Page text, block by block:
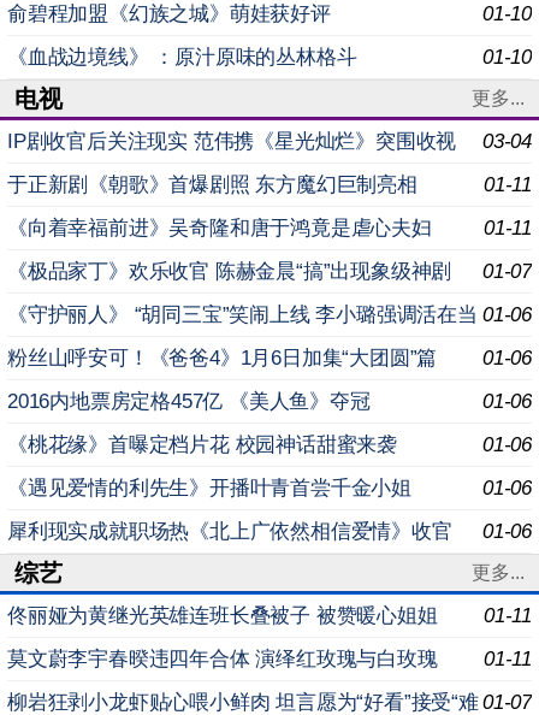
01-10
俞碧程加盟《幻族之城》萌娃获好评
01-10
《血战边境线》 ：原汁原味的丛林格斗
电视 更多...
03-04
IP剧收官后关注现实 范伟携《星光灿烂》突围收视
01-11
于正新剧《朝歌》首爆剧照 东方魔幻巨制亮相
01-11
《向着幸福前进》吴奇隆和唐于鸿竟是虐心夫妇
01-07
《极品家丁》欢乐收官 陈赫金晨“搞”出现象级神剧
01-06
《守护丽人》 “胡同三宝”笑闹上线 李小璐强调活在当
下
01-06
粉丝山呼安可！《爸爸4》1月6日加集“大团圆”篇
01-06
2016内地票房定格457亿 《美人鱼》夺冠
01-06
《桃花缘》首曝定档片花 校园神话甜蜜来袭
01-06
《遇见爱情的利先生》开播叶青首尝千金小姐
01-06
犀利现实成就职场热《北上广依然相信爱情》收官
综艺 更多...
01-11
佟丽娅为黄继光英雄连班长叠被子 被赞暖心姐姐
01-11
莫文蔚李宇春暌违四年合体 演绎红玫瑰与白玫瑰
01-07
柳岩狂剥小龙虾贴心喂小鲜肉 坦言愿为“好看”接受“难